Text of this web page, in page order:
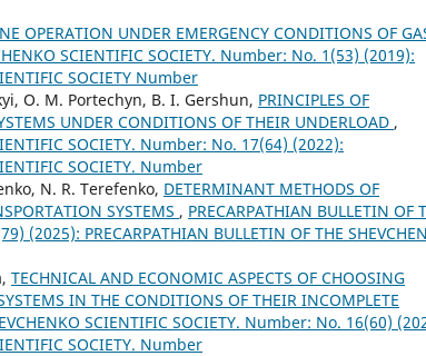
OPERATION UNDER EMERGENCY CONDITIONS OF
SCIENTIFIC SOCIETY. Number: No. 1(53) (2019):
SOCIETY Number
O. M. Portechyn, B. I. Gershun, PRINCIPLES OF
UNDER CONDITIONS OF THEIR UNDERLOAD ,
SOCIETY. Number: No. 17(64) (2022):
SOCIETY. Number
N. R. Terefenko, DETERMINANT METHODS OF
SYSTEMS , PRECARPATHIAN BULLETIN OF
(2025): PRECARPATHIAN BULLETIN OF THE
TECHNICAL AND ECONOMIC ASPECTS OF CHOOSING
IN THE CONDITIONS OF THEIR INCOMPLETE
SCIENTIFIC SOCIETY. Number: No. 16(60)
SOCIETY. Number